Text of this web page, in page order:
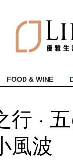
FOOD & WINE
·
風波